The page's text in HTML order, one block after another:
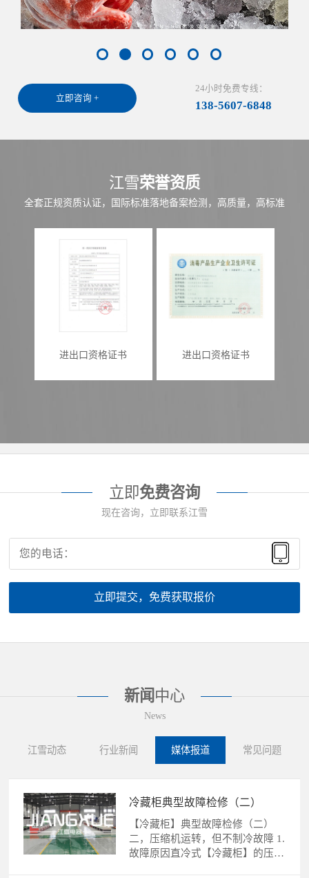
立即咨询 +
24小时免费专线：
138-5607-6848
江雪荣誉资质
全套正规资质认证，国际标准落地备案检测，高质量，高标准
进出口资格证书 进出口资格证书
立即免费咨询
现在咨询，立即联系江雪
立即提交，免费获取报价
新闻 中心
News
江雪动态 行业新闻 媒体报道 常见问题
冷藏柜典型故障检修（二）
【冷藏柜】典型故障检修（二）
二，压缩机运转，但不制冷故障 1.
故障原因直冷式【冷藏柜】的压缩